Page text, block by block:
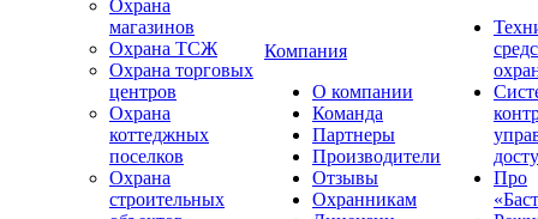
Охрана
магазинов
Охрана ТСЖ
Охрана торговых
центров
Охрана
коттеджных
поселков
Охрана
строительных
Компания
О компании
Команда
Партнеры
Производители
Отзывы
Охранникам
Про